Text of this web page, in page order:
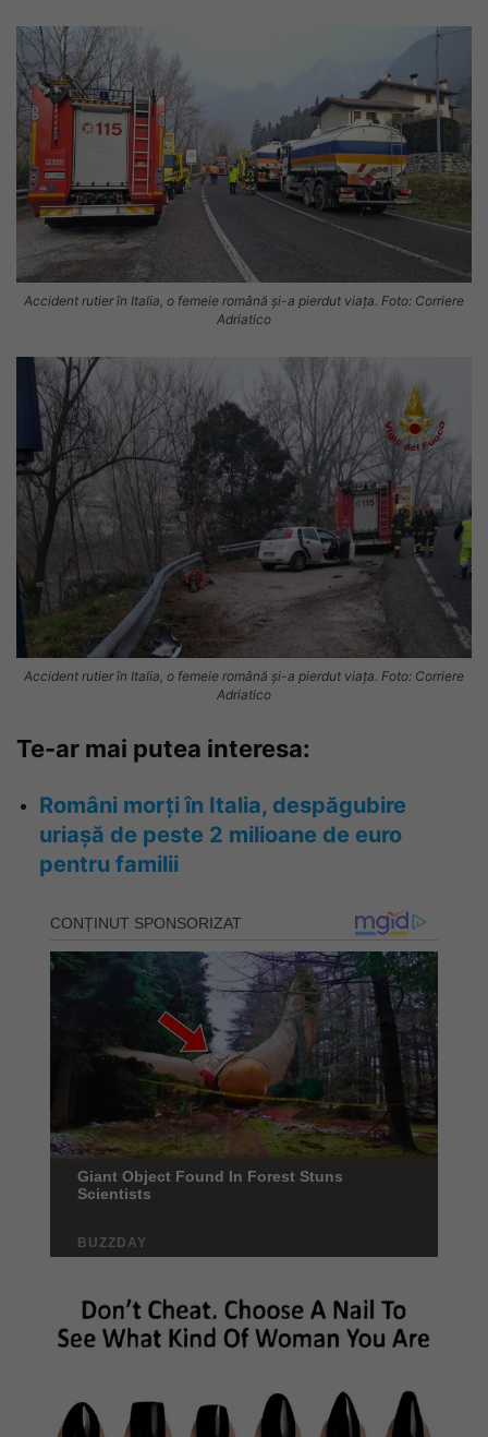
Accident rutier în Italia, o femeie română și-a pierdut viața. Foto: Corriere
Adriatico
Accident rutier în Italia, o femeie română și-a pierdut viața. Foto: Corriere
Adriatico
Te-ar mai putea interesa:
Români morți în Italia, despăgubire
uriașă de peste 2 milioane de euro
pentru familii